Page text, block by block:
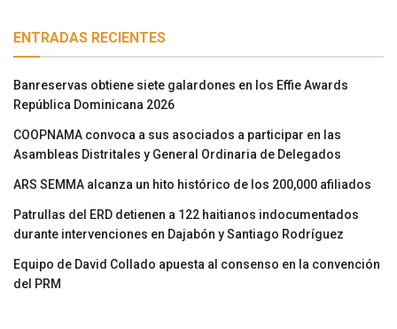
ENTRADAS RECIENTES
Banreservas obtiene siete galardones en los Effie Awards
República Dominicana 2026
COOPNAMA convoca a sus asociados a participar en las
Asambleas Distritales y General Ordinaria de Delegados
ARS SEMMA alcanza un hito histórico de los 200,000 afiliados
Patrullas del ERD detienen a 122 haitianos indocumentados
durante intervenciones en Dajabón y Santiago Rodríguez
Equipo de David Collado apuesta al consenso en la convención
del PRM